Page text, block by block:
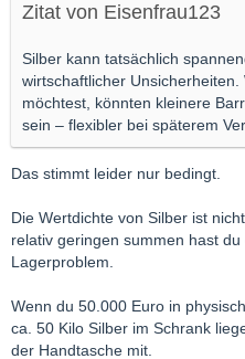
Zitat von Eisenfrau123
Silber kann tatsächlich
wirtschaftlicher
möchtest, könnten kleinere
sein – flexibler bei späterem
Das stimmt leider nur bedingt.
Die Wertdichte von Silber ist
relativ geringen summen hast
Lagerproblem.
Wenn du 50.000 Euro in
ca. 50 Kilo Silber im Schrank
der Handtasche mit.